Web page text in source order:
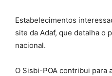
Estabelecimentos
site da Adaf, que detalha o
nacional.
O Sisbi-POA contribui